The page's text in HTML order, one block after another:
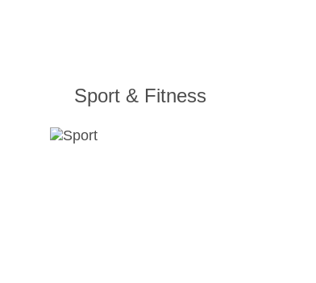
Sport & Fitness